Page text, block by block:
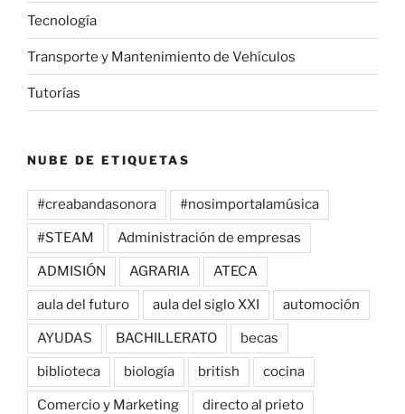
Tecnología
Transporte y Mantenimiento de Vehículos
Tutorías
NUBE DE ETIQUETAS
#creabandasonora #nosimportalamúsica
#STEAM Administración de empresas
ADMISIÓN AGRARIA ATECA
aula del futuro aula del siglo XXI automoción
AYUDAS BACHILLERATO becas
biblioteca biología british cocina
Comercio y Marketing directo al prieto